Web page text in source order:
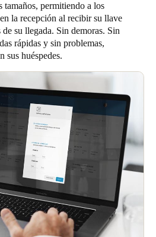
como predeterminada
tamaños, permitiendo a los
la recepción al recibir su llave
su llegada. Sin demoras. Sin
rápidas y sin problemas,
sus huéspedes.